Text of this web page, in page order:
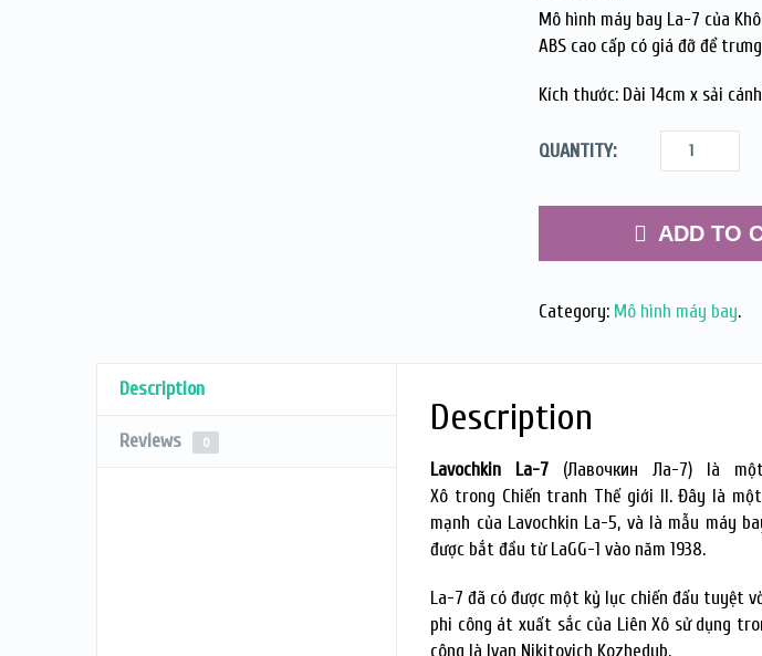
Mô hình máy bay La-7 của
ABS cao cấp có giá đỡ để
Kích thước: Dài 14cm x sải
QUANTITY:
ADD TO
Category: Mô hình máy bay.
Description
Reviews 0
Description
Lavochkin La-7 (Лавочкин Ла-7) là
Xô trong Chiến tranh Thế giới II. Đây là
mạnh của Lavochkin La-5, và là mẫu máy
được bắt đầu từ LaGG-1 vào năm 1938.
La-7 đã có được một kỷ lục chiến đấu tuyệt
phi công át xuất sắc của Liên Xô sử dụng
công là Ivan Nikitovich Kozhedub.